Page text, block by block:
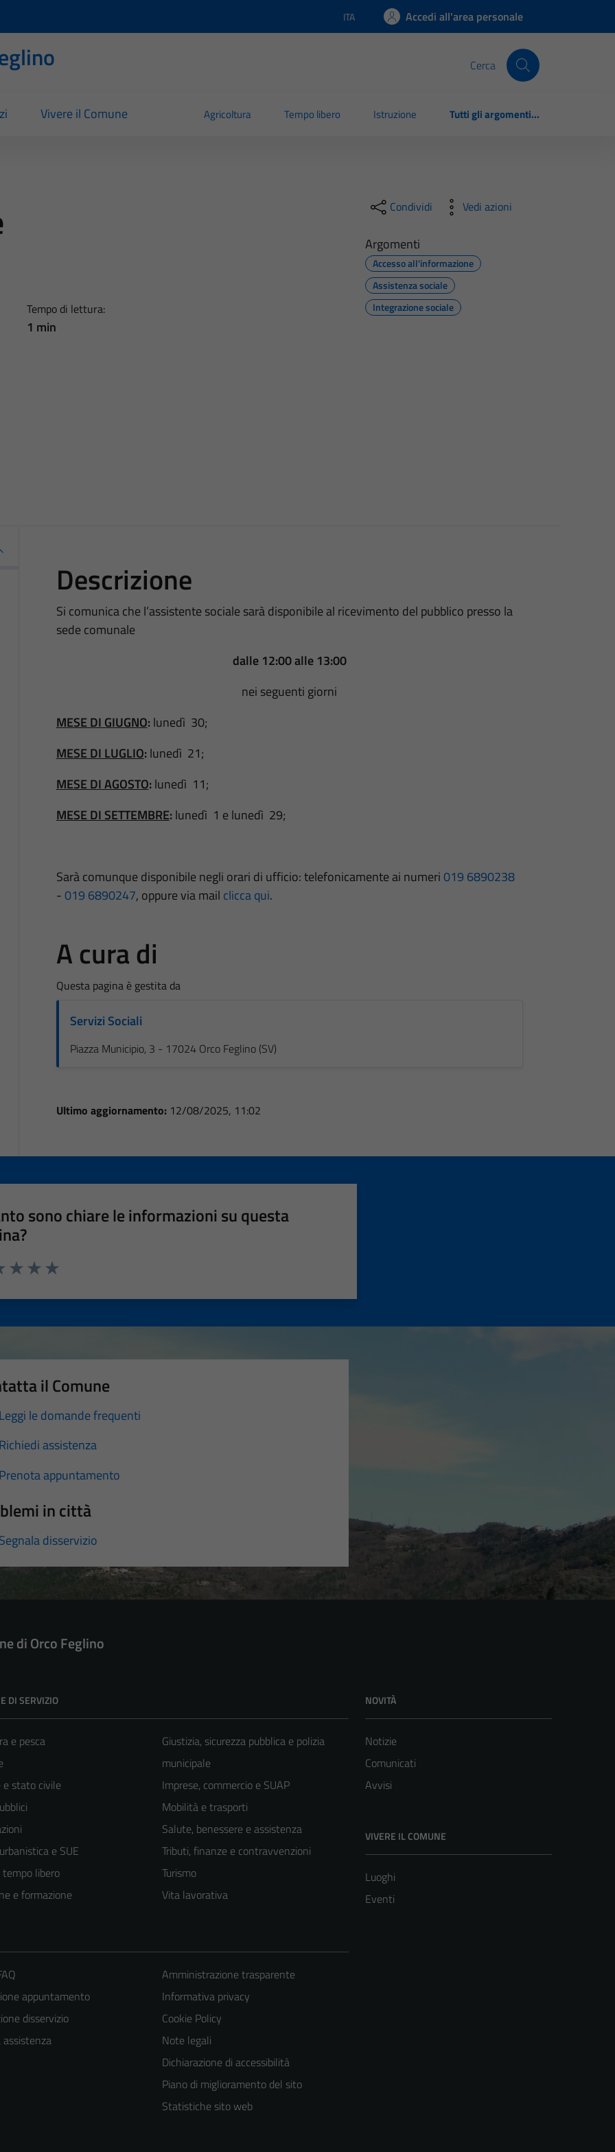
Lingua attiva:
ITA Accedi all'area personale
Cerca
Vivere il Comune Agricoltura Tempo libero Istruzione Tutti gli argomenti...
Tempo di lettura:
1 min
Condividi Vedi azioni
Argomenti
Accesso all'informazione
Assistenza sociale
Integrazione sociale
Descrizione
Si comunica che l’assistente sociale sarà disponibile al ricevimento del pubblico presso la
sede comunale
dalle 12:00 alle 13:00
nei seguenti giorni
MESE DI GIUGNO: lunedì 30;
MESE DI LUGLIO: lunedì 21;
MESE DI AGOSTO: lunedì 11;
MESE DI SETTEMBRE: lunedì 1 e lunedì 29;
Sarà comunque disponibile negli orari di ufficio: telefonicamente ai numeri019 6890238
-019 6890247, oppure via mail clicca qui.
A cura di
Questa pagina è gestita da
Servizi Sociali
Piazza Municipio, 3 - 17024 Orco Feglino (SV)
Ultimo aggiornamento: 12/08/2025, 11:02
sono chiare le informazioni su questa
il Comune
le domande frequenti
assistenza
appuntamento
in città
disservizio
di Orco Feglino
DI SERVIZIO
e pesca
e stato civile
e SUE
libero
e formazione
Giustizia, sicurezza pubblica e polizia
municipale
Imprese, commercio e SUAP
Mobilità e trasporti
Salute, benessere e assistenza
Tributi, finanze e contravvenzioni
Turismo
Vita lavorativa
NOVITÀ
Notizie
Comunicati
Avvisi
VIVERE IL COMUNE
Luoghi
Eventi
appuntamento
disservizio
Amministrazione trasparente
Informativa privacy
Cookie Policy
Note legali
Dichiarazione di accessibilità
Piano di miglioramento del sito
Statistiche sito web